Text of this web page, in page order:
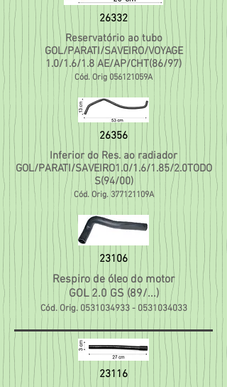
26332
Reservatório ao tubo
GOL/PARATI/SAVEIRO/VOYAGE
1.0/1.6/1.8 AE/AP/CHT(86/97)
Cód. Orig 056121059A
26356
Inferior do Res. ao radiador
GOL/PARATI/SAVEIRO1.0/1.6/1.85/2.0TODO
S(94/00)
Cód. Orig. 377121109A
23106
Respiro de óleo do motor
GOL 2.0 GS (89/...)
Cód. Orig. 0531034933- 0531034033
23116